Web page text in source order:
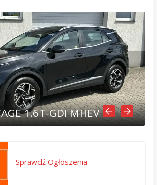
1.6T-GDI MHEV
Sprawdź Ogłoszenia